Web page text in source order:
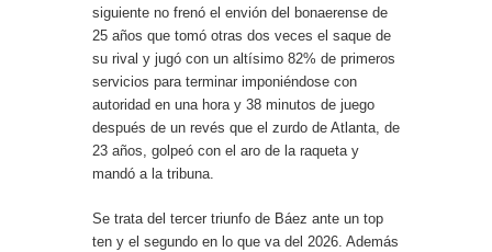
siguiente no frenó el envión del bonaerense de
25 años que tomó otras dos veces el saque de
su rival y jugó con un altísimo 82% de primeros
servicios para terminar imponiéndose con
autoridad en una hora y 38 minutos de juego
después de un revés que el zurdo de Atlanta, de
23 años, golpeó con el aro de la raqueta y
mandó a la tribuna.
Se trata del tercer triunfo de Báez ante un top
ten y el segundo en lo que va del 2026. Además